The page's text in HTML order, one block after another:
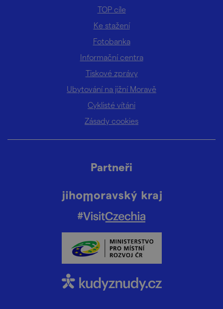
TOP cíle
Ke stažení
Fotobanka
Informační centra
Tiskové zprávy
Ubytování na jižní Moravě
Cyklisté vítáni
Zásady cookies
Partneři